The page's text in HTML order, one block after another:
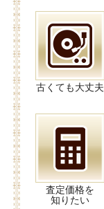
古くても大丈夫
査定価格を
知りたい